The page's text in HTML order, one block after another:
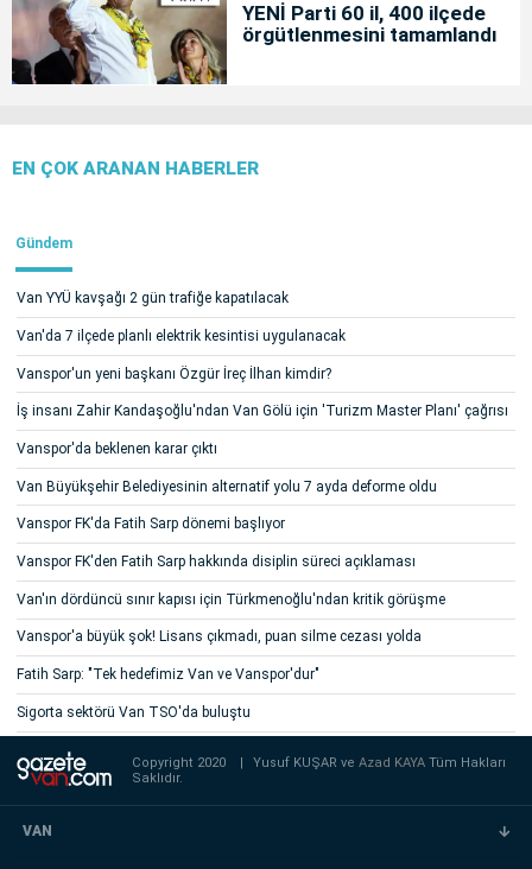
YENİ Parti 60 il, 400 ilçede
örgütlenmesini tamamlandı
EN ÇOK ARANAN HABERLER
Gündem
Van YYÜ kavşağı 2 gün trafiğe kapatılacak
Van'da 7 ilçede planlı elektrik kesintisi uygulanacak
Vanspor'un yeni başkanı Özgür İreç İlhan kimdir?
İş insanı Zahir Kandaşoğlu'ndan Van Gölü için 'Turizm Master Planı' çağrısı
Vanspor'da beklenen karar çıktı
Van Büyükşehir Belediyesinin alternatif yolu 7 ayda deforme oldu
Vanspor FK'da Fatih Sarp dönemi başlıyor
Vanspor FK'den Fatih Sarp hakkında disiplin süreci açıklaması
Van'ın dördüncü sınır kapısı için Türkmenoğlu'ndan kritik görüşme
Vanspor'a büyük şok! Lisans çıkmadı, puan silme cezası yolda
Fatih Sarp: "Tek hedefimiz Van ve Vanspor'dur"
Sigorta sektörü Van TSO'da buluştu
Copyright 2020 Yusuf KUŞAR veAzad KAYATüm Hakları
Saklıdır.
VAN